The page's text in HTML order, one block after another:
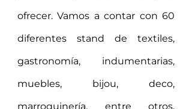
ofrecer. Vamos a contar con 60
diferentes stand de textiles,
gastronomía, indumentarias,
muebles, bijou, deco,
marroquinería, entre otros.